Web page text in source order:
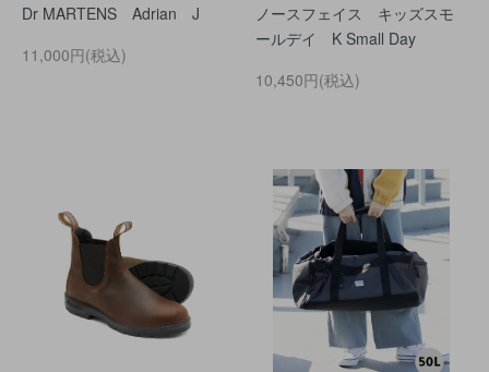
Dr MARTENS Adrian J
11,000円(税込)
ノースフェイス キッズスモ
ールデイ K Small Day
10,450円(税込)